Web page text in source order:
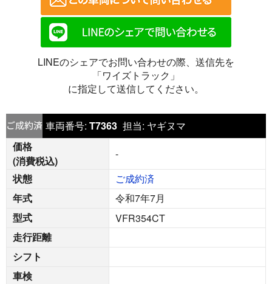
LINEのシェアでお問い合わせの際、送信先を
「ワイズトラック」
に指定して送信してください。
車両番号: T7363 担当: ヤギヌマ
価格
(消費税込)
-
状態
ご成約済
年式
令和7年7月
型式
VFR354CT
走行距離
シフト
車検